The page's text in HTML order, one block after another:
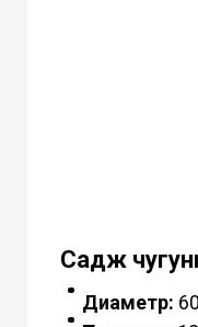
Садж
Диаметр: